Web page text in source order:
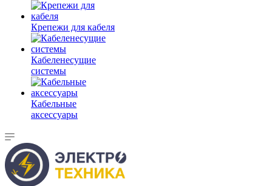
Крепежи для кабеля
Кабеленесущие
системы
Кабельные
аксессуары